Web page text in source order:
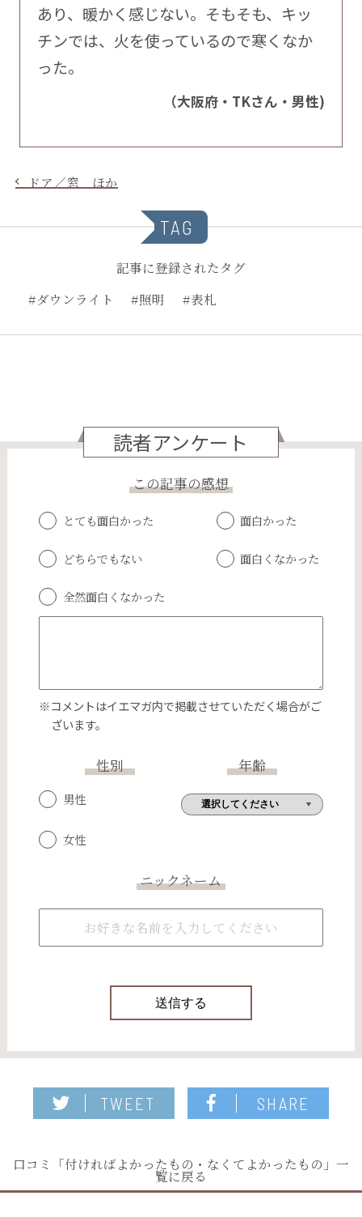
あり、暖かく感じない。そもそも、キッ
チンでは、火を使っているので寒くなか
った。
（大阪府・TKさん・男性)
ドア／窓 ほか
TAG
記事に登録されたタグ
#ダウンライト
#照明 #表札
読者アンケート
この記事の感想
とても面白かった 面白かった
どちらでもない 面白くなかった
全然面白くなかった
※コメントはイエマガ内で掲載させていただく場合がご
ざいます。
性別
男性
女性
年齢
ニックネーム
TWEET SHARE
口コミ「付ければよかったもの・なくてよかったもの」一
覧に戻る